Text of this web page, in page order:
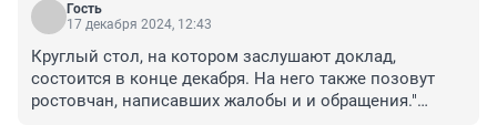
Гость
17 декабря 2024, 12:43
Круглый стол, на котором заслушают доклад,
состоится в конце декабря. На него также позовут
ростовчан, написавших жалобы и и обращения."